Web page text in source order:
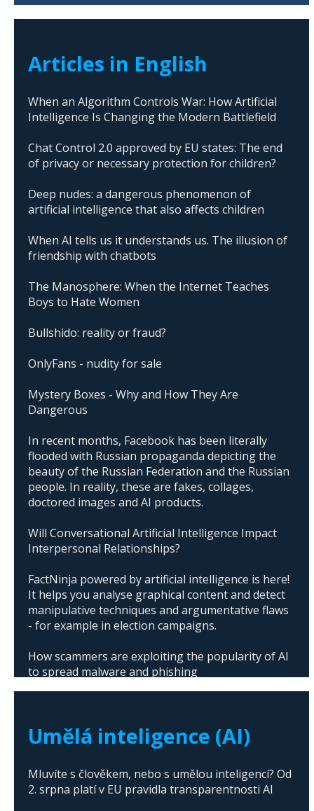
Articles in English
When an Algorithm Controls War: How Artificial
Intelligence Is Changing the Modern Battlefield
Chat Control 2.0 approved by EU states: The end
of privacy or necessary protection for children?
Deep nudes: a dangerous phenomenon of
artificial intelligence that also affects children
When AI tells us it understands us. The illusion of
friendship with chatbots
The Manosphere: When the Internet Teaches
Boys to Hate Women
Bullshido: reality or fraud?
OnlyFans - nudity for sale
Mystery Boxes - Why and How They Are
Dangerous
In recent months, Facebook has been literally
flooded with Russian propaganda depicting the
beauty of the Russian Federation and the Russian
people. In reality, these are fakes, collages,
doctored images and AI products.
Will Conversational Artificial Intelligence Impact
Interpersonal Relationships?
FactNinja powered by artificial intelligence is here!
It helps you analyse graphical content and detect
manipulative techniques and argumentative flaws
- for example in election campaigns.
How scammers are exploiting the popularity of AI
to spread malware and phishing
Umělá inteligence (AI)
Mluvíte s člověkem, nebo s umělou inteligencí? Od
2. srpna platí v EU pravidla transparentnosti AI